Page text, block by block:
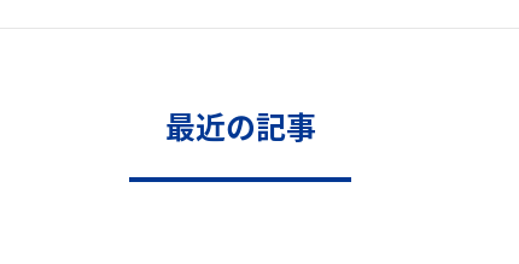
最近の記事